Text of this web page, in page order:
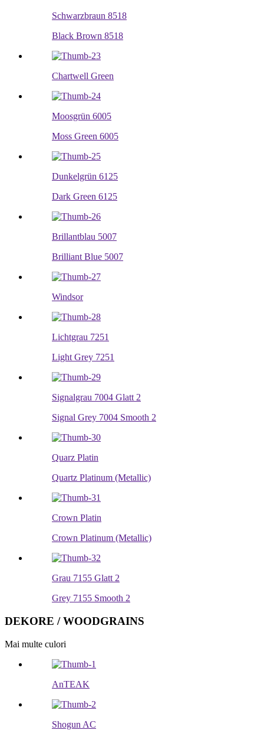
Schwarzbraun 8518
Black Brown 8518
Chartwell Green
Moosgrün 6005
Moss Green 6005
Dunkelgrün 6125
Dark Green 6125
Brillantblau 5007
Brilliant Blue 5007
Windsor
Lichtgrau 7251
Light Grey 7251
Signalgrau 7004 Glatt 2
Signal Grey 7004 Smooth 2
Quarz Platin
Quartz Platinum (Metallic)
Crown Platin
Crown Platinum (Metallic)
Grau 7155 Glatt 2
Grey 7155 Smooth 2
DEKORE / WOODGRAINS
Mai multe culori
AnTEAK
Shogun AC